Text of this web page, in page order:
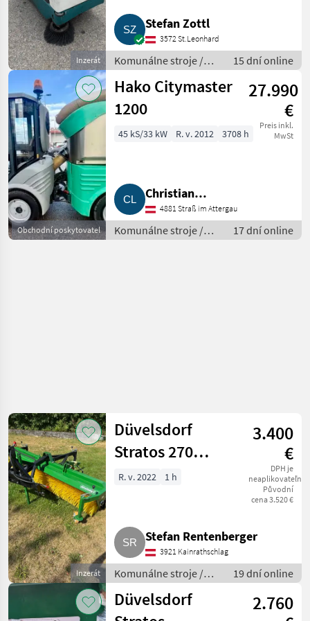
Inzerát
Stefan Zottl
3572 St.Leonhard
Komunálne stroje /
Zametací stroj
15 dní online
Obchodní poskytovatel
Hako Citymaster
1200
27.990
€
Preis inkl.
MwSt
45 kS/33 kW R. v. 2012 3708 h
Christian
Lametschwandtner
4881 Straß im Attergau
Komunálne stroje /
Zametací stroj
17 dní online
Inzerát
Düvelsdorf
Stratos 270
Kehrmaschine
3.400
€
DPH je
neaplikovateľné
Původní
cena 3.520 €
R. v. 2022 1 h
Stefan Rentenberger
3921 Kainrathschlag
Komunálne stroje /
Zametací stroj
19 dní online
Düvelsdorf
2.760